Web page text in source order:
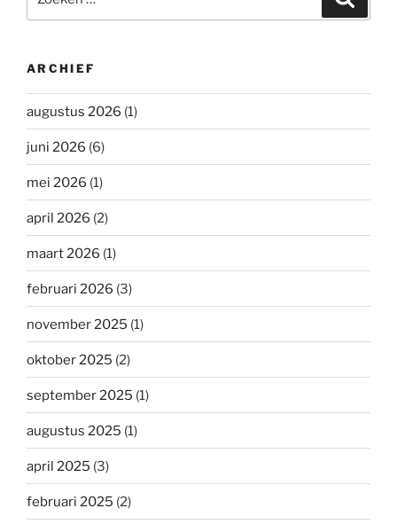
naar:
ARCHIEF
augustus 2026 (1)
juni 2026 (6)
mei 2026 (1)
april 2026 (2)
maart 2026 (1)
februari 2026 (3)
november 2025 (1)
oktober 2025 (2)
september 2025 (1)
augustus 2025 (1)
april 2025 (3)
februari 2025 (2)